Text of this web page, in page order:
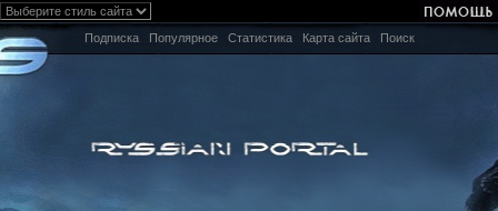
Подписка Популярное Статистика Карта сайта Поиск